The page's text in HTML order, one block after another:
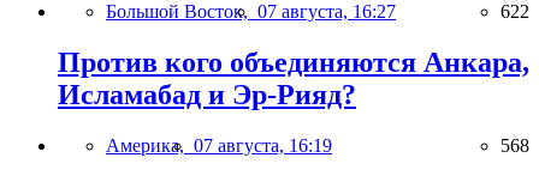
Большой Восток, 07 августа, 16:27 622
Против кого объединяются Анкара,
Исламабад и Эр-Рияд?
Америка, 07 августа, 16:19 568